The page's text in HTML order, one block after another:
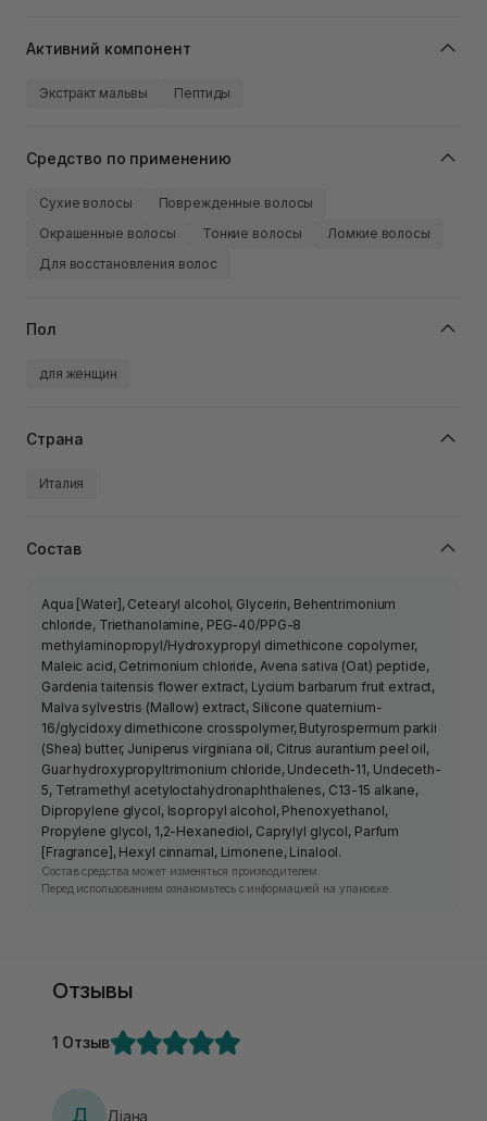
Активний компонент
Экстракт мальвы Пептиды
Средство по применению
Сухие волосы
Поврежденные волосы
Окрашенные волосы
Тонкие волосы
Ломкие волосы
Для восстановления волос
Пол
для женщин
Страна
Италия
Состав
Aqua [Water], Cetearyl alcohol, Glycerin, Behentrimonium
chloride, Triethanolamine, PEG-40/PPG-8
methylaminopropyl/Hydroxypropyl dimethicone copolymer,
Maleic acid, Cetrimonium chloride, Avena sativa (Oat) peptide,
Gardenia taitensis flower extract, Lycium barbarum fruit extract,
Malva sylvestris (Mallow) extract, Silicone quaternium-
16/glycidoxy dimethicone crosspolymer, Butyrospermum parkii
(Shea) butter, Juniperus virginiana oil, Citrus aurantium peel oil,
Guar hydroxypropyltrimonium chloride, Undeceth-11, Undeceth-
5, Tetramethyl acetyloctahydronaphthalenes, C13-15 alkane,
Dipropylene glycol, Isopropyl alcohol, Phenoxyethanol,
Propylene glycol, 1,2-Hexanediol, Caprylyl glycol, Parfum
[Fragrance], Hexyl cinnamal, Limonene, Linalool.
Состав средства может изменяться производителем.
Перед использованием ознакомьтесь с информацией на упаковке.
Отзывы
1 Отзыв
Д Діана